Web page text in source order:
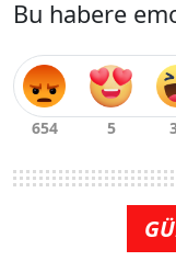
Bu habere